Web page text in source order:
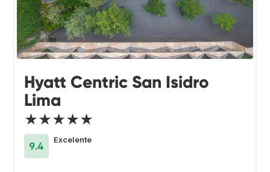
Hyatt Centric San Isidro
Lima
★★★★★
9.4
Excelente